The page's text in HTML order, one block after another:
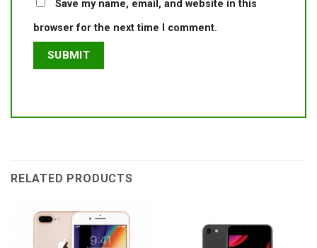
Save my name, email, and website in this
browser for the next time I comment.
RELATED PRODUCTS